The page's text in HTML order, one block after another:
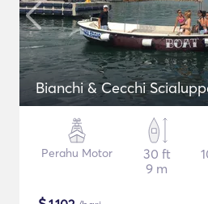
Bianchi & Cecchi
Perahu Motor
30 ft
9 m